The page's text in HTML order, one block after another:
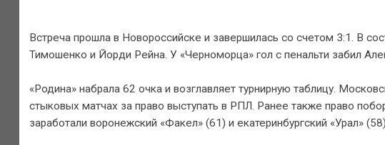
Встреча прошла в Новороссийске и завершилась со счетом 3:1. В
Тимошенко и Йорди Рейна. У «Черноморца» гол с пенальти забил
«Родина» набрала 62 очка и возглавляет турнирную таблицу.
стыковых матчах за право выступать в РПЛ. Ранее также право
заработали воронежский «Факел» (61) и екатеринбургский «Урал»